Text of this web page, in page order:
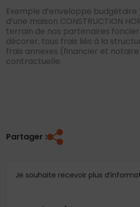
Exemple d’enveloppe
d’une maison CONSTRUCTION
terrain de nos partenaires
décorer, tous frais liés à la
frais annexes (financier et
contractuelle.
Partager :
Je souhaite recevoir plus